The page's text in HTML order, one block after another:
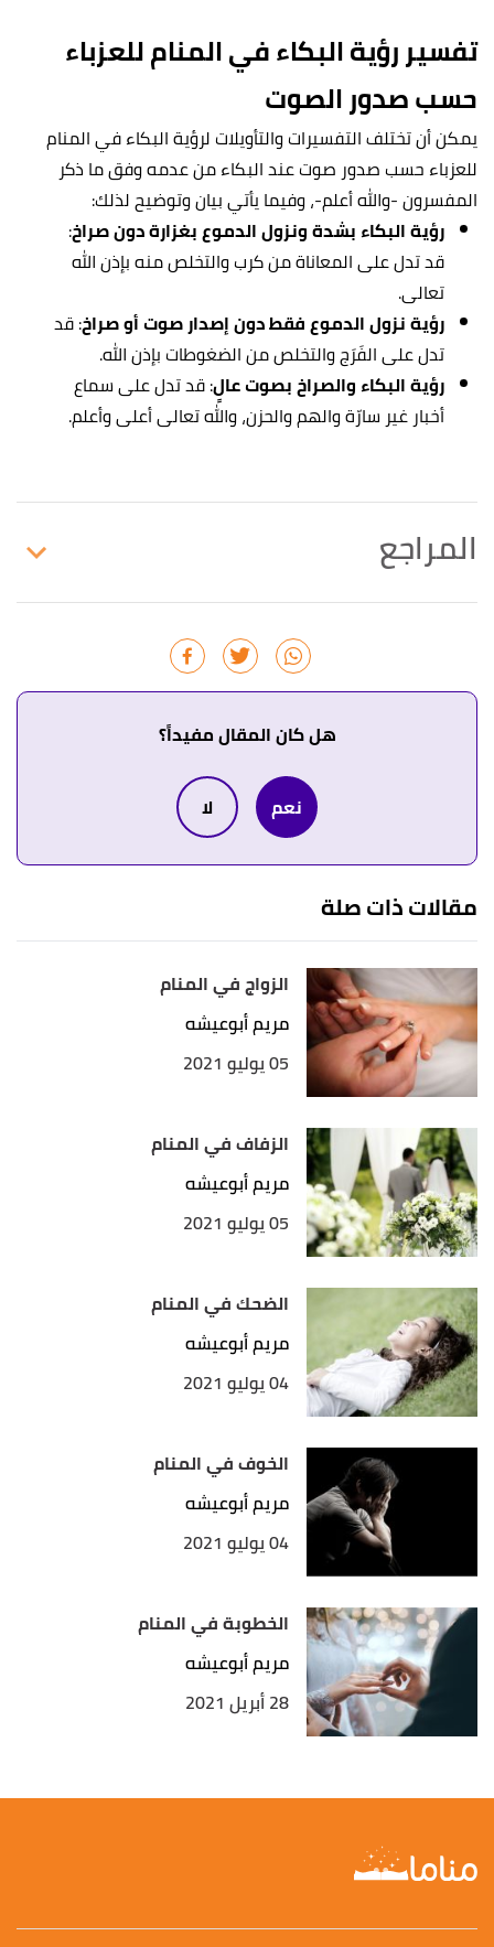
تفسير رؤية البكاء في المنام للعزباء
حسب صدور الصوت
يمكن أن تختلف التفسيرات والتأويلات لرؤية البكاء في المنام
للعزباء حسب صدور صوت عند البكاء من عدمه وفق ما ذكر
المفسرون -والله أعلم-، وفيما يأتي بيان وتوضيح لذلك:
رؤية البكاء بشدة ونزول الدموع بغزارة دون صراخ:
قد تدل على المعاناة من كرب والتخلص منه بإذن الله
تعالى.
رؤية نزول الدموع فقط دون إصدار صوت أو صراخ: قد
تدل على الفَرَج والتخلص من الضغوطات بإذن الله.
رؤية البكاء والصراخ بصوت عالٍ: قد تدل على سماع
أخبار غير سارّة والهم والحزن، والله تعالى أعلى وأعلم.
المراجع
↑رواه الإمام مسلم، في صحيح مسلم، عن جابر بن عبد
الله، الصفحة أو الرقم: 2262، حديث صحيح.
"آداب الرؤى وتفسير الأحلام" ،إسلام سؤال وجواب
هل كان المقال مفيداً؟
نعم لا
مقالات ذات صلة
الزواج في المنام
مريم أبوعيشه
05 يوليو 2021
الزفاف في المنام
مريم أبوعيشه
05 يوليو 2021
الضحك في المنام
مريم أبوعيشه
04 يوليو 2021
الخوف في المنام
مريم أبوعيشه
04 يوليو 2021
الخطوبة في المنام
مريم أبوعيشه
28 أبريل 2021